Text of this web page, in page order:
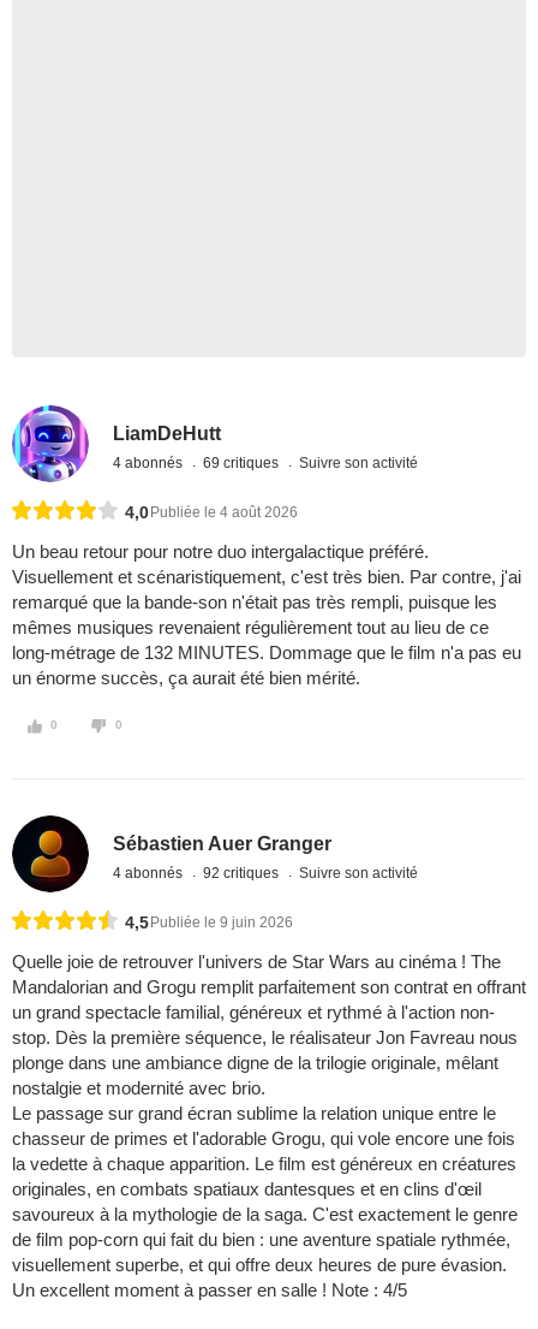
LiamDeHutt
4 abonnés 69 critiques Suivre son activité
4,0 Publiée le 4 août 2026
Un beau retour pour notre duo intergalactique préféré.
Visuellement et scénaristiquement, c'est très bien. Par contre, j'ai
remarqué que la bande-son n'était pas très rempli, puisque les
mêmes musiques revenaient régulièrement tout au lieu de ce
long-métrage de 132 MINUTES. Dommage que le film n'a pas eu
un énorme succès, ça aurait été bien mérité.
0 0
Sébastien Auer Granger
4 abonnés 92 critiques Suivre son activité
4,5 Publiée le 9 juin 2026
Quelle joie de retrouver l'univers de Star Wars au cinéma ! The
Mandalorian and Grogu remplit parfaitement son contrat en offrant
un grand spectacle familial, généreux et rythmé à l'action non-
stop. Dès la première séquence, le réalisateur Jon Favreau nous
plonge dans une ambiance digne de la trilogie originale, mêlant
nostalgie et modernité avec brio.
Le passage sur grand écran sublime la relation unique entre le
chasseur de primes et l'adorable Grogu, qui vole encore une fois
la vedette à chaque apparition. Le film est généreux en créatures
originales, en combats spatiaux dantesques et en clins d'œil
savoureux à la mythologie de la saga. C'est exactement le genre
de film pop-corn qui fait du bien : une aventure spatiale rythmée,
visuellement superbe, et qui offre deux heures de pure évasion.
Un excellent moment à passer en salle ! Note : 4/5